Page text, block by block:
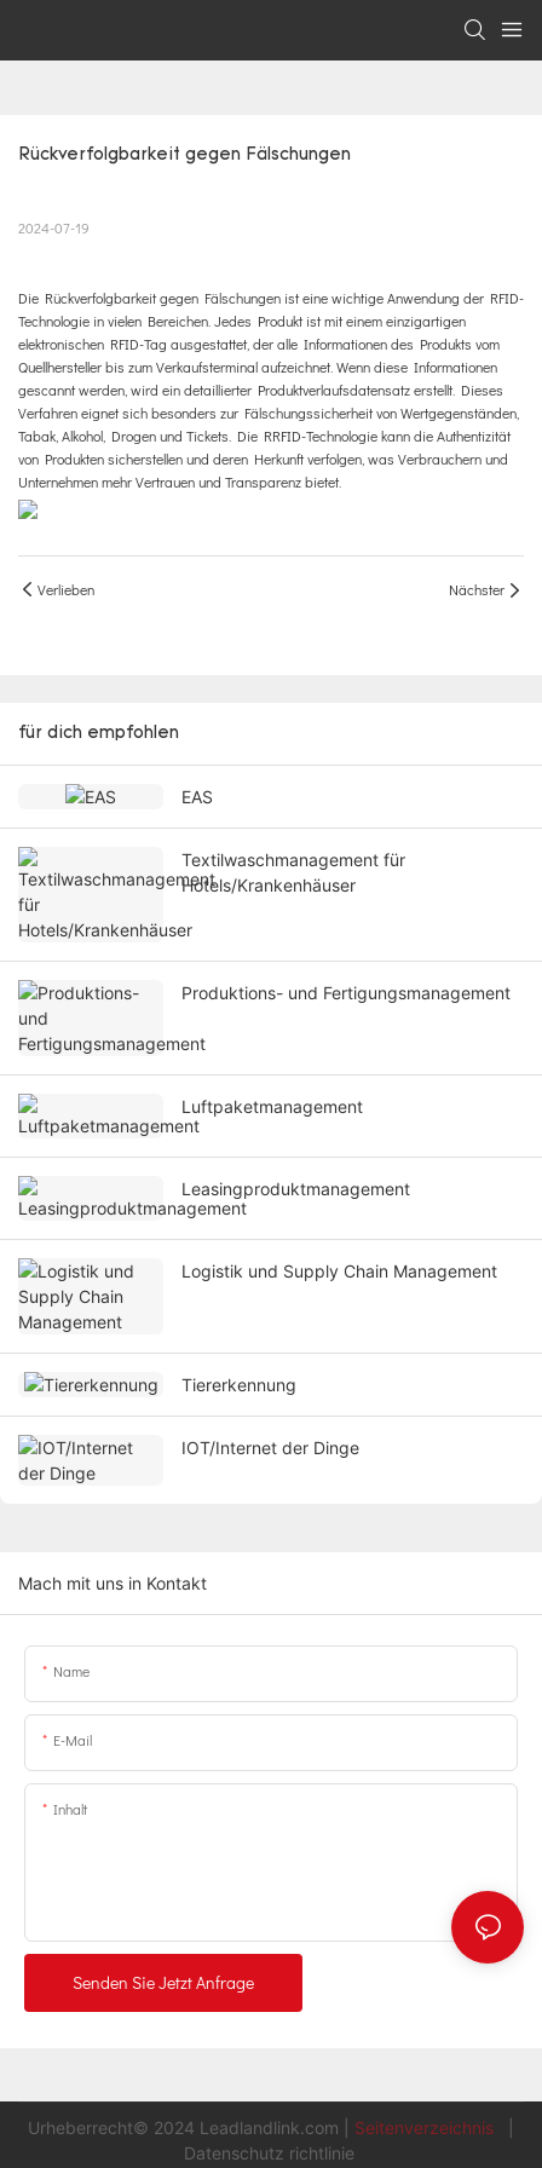
Rückverfolgbarkeit gegen Fälschungen
2024-07-19
Die Rückverfolgbarkeit gegen Fälschungen ist eine wichtige Anwendung der RFID-
Technologie in vielen Bereichen. Jedes Produkt ist mit einem einzigartigen
elektronischen RFID-Tag ausgestattet, der alle Informationen des Produkts vom
Quellhersteller bis zum Verkaufsterminal aufzeichnet. Wenn diese Informationen
gescannt werden, wird ein detaillierter Produktverlaufsdatensatz erstellt. Dieses
Verfahren eignet sich besonders zur Fälschungssicherheit von Wertgegenständen,
Tabak, Alkohol, Drogen und Tickets. Die RRFID-Technologie kann die Authentizität
von Produkten sicherstellen und deren Herkunft verfolgen, was Verbrauchern und
Unternehmen mehr Vertrauen und Transparenz bietet.
Verlieben Nächster
für dich empfohlen
EAS
Textilwaschmanagement für
Hotels/Krankenhäuser
Produktions- und Fertigungsmanagement
Luftpaketmanagement
Leasingproduktmanagement
Logistik und Supply Chain Management
Tiererkennung
IOT/Internet der Dinge
Mach mit uns in Kontakt
Name
E-Mail
Inhalt
Senden Sie Jetzt Anfrage
Urheberrecht© 2024 Leadlandlink.com Seitenverzeichnis
Datenschutz richtlinie